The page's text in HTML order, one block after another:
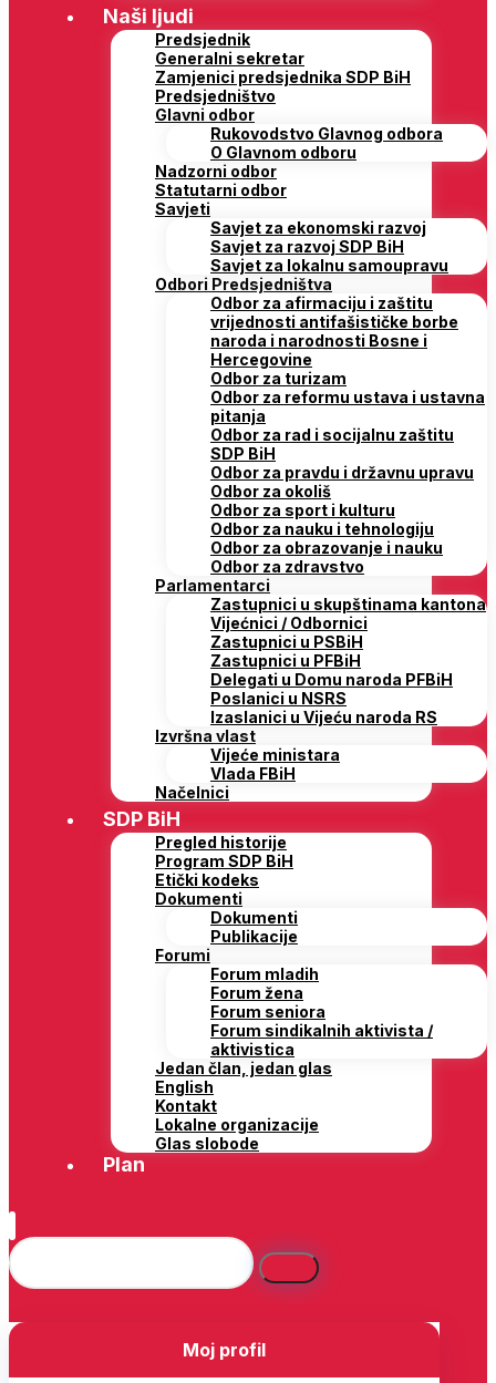
Naši ljudi
Predsjednik
Generalni sekretar
Zamjenici predsjednika SDP BiH
Predsjedništvo
Glavni odbor
Rukovodstvo Glavnog odbora
O Glavnom odboru
Nadzorni odbor
Statutarni odbor
Savjeti
Savjet za ekonomski razvoj
Savjet za razvoj SDP BiH
Savjet za lokalnu samoupravu
Odbori Predsjedništva
Odbor za afirmaciju i zaštitu
vrijednosti antifašističke borbe
naroda i narodnosti Bosne i
Hercegovine
Odbor za turizam
Odbor za reformu ustava i ustavna
pitanja
Odbor za rad i socijalnu zaštitu
SDP BiH
Odbor za pravdu i državnu upravu
Odbor za okoliš
Odbor za sport i kulturu
Odbor za nauku i tehnologiju
Odbor za obrazovanje i nauku
Odbor za zdravstvo
Parlamentarci
Zastupnici u skupštinama kantona
Vijećnici / Odbornici
Zastupnici u PSBiH
Zastupnici u PFBiH
Delegati u Domu naroda PFBiH
Poslanici u NSRS
Izaslanici u Vijeću naroda RS
Izvršna vlast
Vijeće ministara
Vlada FBiH
Načelnici
SDP BiH
Pregled historije
Program SDP BiH
Etički kodeks
Dokumenti
Dokumenti
Publikacije
Forumi
Forum mladih
Forum žena
Forum seniora
Forum sindikalnih aktivista /
aktivistica
Jedan član, jedan glas
English
Kontakt
Lokalne organizacije
Glas slobode
Plan
Moj profil